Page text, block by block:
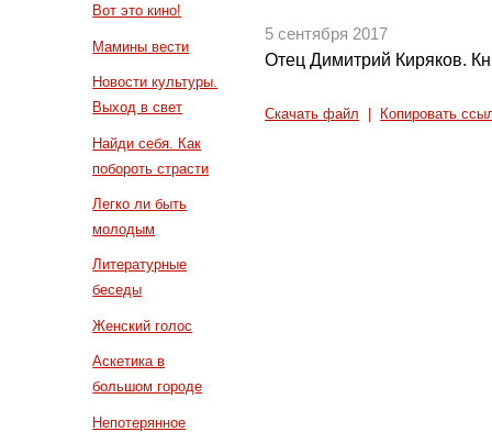
Вот это кино!
Мамины вести
Новости культуры.
Выход в свет
Найди себя. Как
побороть страсти
Легко ли быть
молодым
Литературные
беседы
Женский голос
Аскетика в
большом городе
Непотерянное
5 сентября 2017
Отец Димитрий Киряков.
Скачать файл Копировать